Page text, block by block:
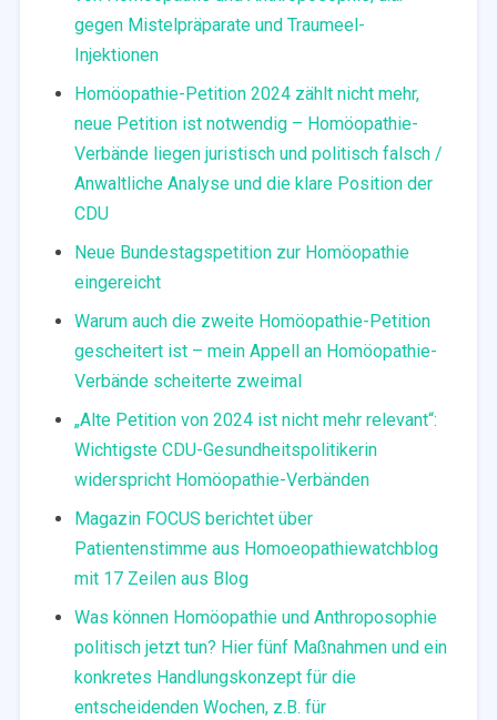
gegen Mistelpräparate und Traumeel-
Injektionen
Homöopathie-Petition 2024 zählt nicht mehr,
neue Petition ist notwendig – Homöopathie-
Verbände liegen juristisch und politisch falsch /
Anwaltliche Analyse und die klare Position der
CDU
Neue Bundestagspetition zur Homöopathie
eingereicht
Warum auch die zweite Homöopathie-Petition
gescheitert ist – mein Appell an Homöopathie-
Verbände scheiterte zweimal
„Alte Petition von 2024 ist nicht mehr relevant“:
Wichtigste CDU-Gesundheitspolitikerin
widerspricht Homöopathie-Verbänden
Magazin FOCUS berichtet über
Patientenstimme aus Homoeopathiewatchblog
mit 17 Zeilen aus Blog
Was können Homöopathie und Anthroposophie
politisch jetzt tun? Hier fünf Maßnahmen und ein
konkretes Handlungskonzept für die
entscheidenden Wochen, z.B. für